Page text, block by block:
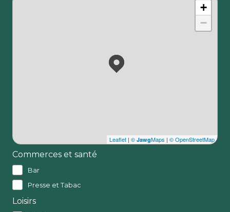
+
−
Leaflet | © JawgMaps | © OpenStreetMap
Commerces et santé
Bar
Presse et Tabac
Loisirs